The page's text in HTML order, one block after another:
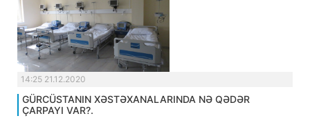
14:25 21.12.2020
GÜRCÜSTANIN XƏSTƏXANALARINDA NƏ QƏDƏR
ÇARPAYI VAR?.